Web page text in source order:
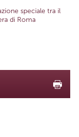
speciale tra il
di Roma